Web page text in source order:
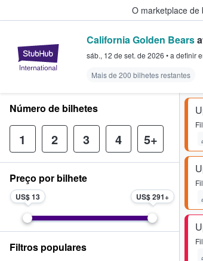
O marketplace de
StubHub – onde os
California Golden Bears
sáb., 12 de set. de 2026 •a definir
Mais de 200 bilhetes restantes
Número de bilhetes
1 2 3 4 5+
Preço por bilhete
US$ 13 US$ 291
Filtros populares